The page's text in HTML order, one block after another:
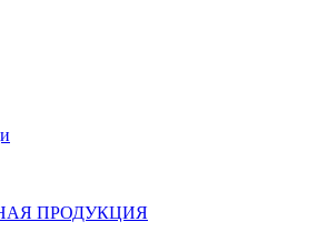
ПРОДУКЦИЯ